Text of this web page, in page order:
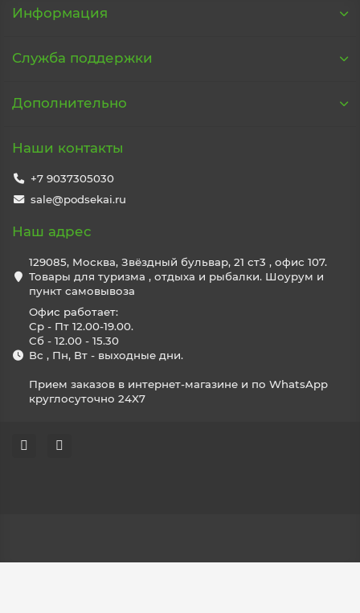
Информация
Служба поддержки
Дополнительно
Наши контакты
+7 9037305030
sale@podsekai.ru
Наш адрес
129085, Москва, Звёздный бульвар, 21 ст3 , офис 107.
Товары для туризма , отдыха и рыбалки. Шоурум и
пункт самовывоза
Офис работает:
Ср - Пт 12.00-19.00.
Сб - 12.00 - 15.30
Вс , Пн, Вт - выходные дни.
Прием заказов в интернет-магазине и по WhatsApp
круглосуточно 24X7